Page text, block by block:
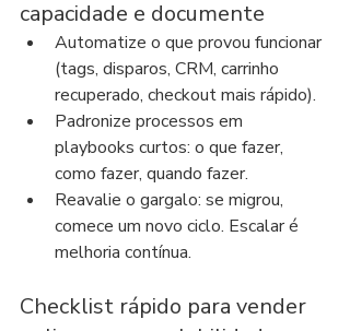
capacidade e documente
Automatize o que provou funcionar
(tags, disparos, CRM, carrinho
recuperado, checkout mais rápido).
Padronize processos em
playbooks curtos: o que fazer,
como fazer, quando fazer.
Reavalie o gargalo: se migrou,
comece um novo ciclo. Escalar é
melhoria contínua.
Checklist rápido para vender